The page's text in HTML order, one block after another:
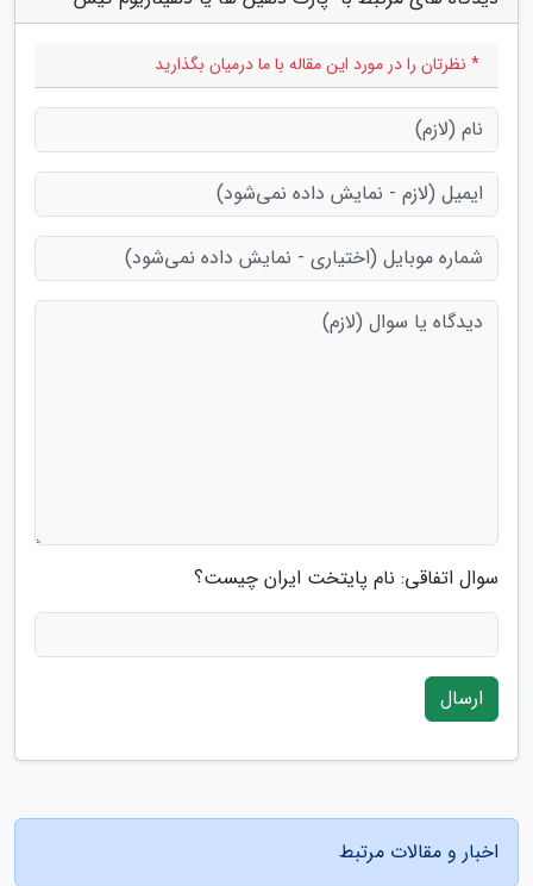
* نظرتان را در مورد این مقاله با ما درمیان بگذارید
سوال اتفاقی: نام پایتخت ایران چیست؟
ارسال
اخبار و مقالات مرتبط